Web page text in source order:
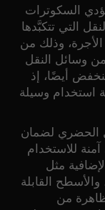
السكوترات
التي تتكبَّدها
وذلك من
وسائل النقل
أيضًا، إذ
استخدام وسيلة
الحضري لضمان
آمنة للاستخدام
مثل
القابلة
من